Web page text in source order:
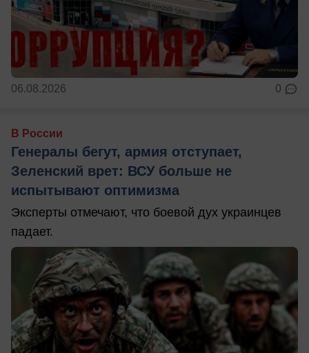
06.08.2026 0
В России
Генералы бегут, армия отступает,
Зеленский врет: ВСУ больше не
испытывают оптимизма
Эксперты отмечают, что боевой дух украинцев
падает.